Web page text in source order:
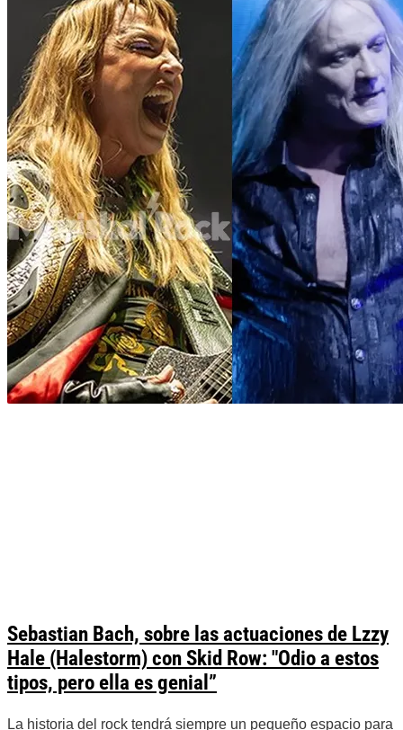
Sebastian Bach, sobre las actuaciones de Lzzy
Hale (Halestorm) con Skid Row: "Odio a estos
tipos, pero ella es genial”
La historia del rock tendrá siempre un pequeño espacio para